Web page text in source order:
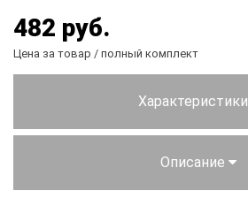
Столы и стулья
Смесители
О компании
482 руб.
Цена за товар / полный комплект
Характеристики
Описание